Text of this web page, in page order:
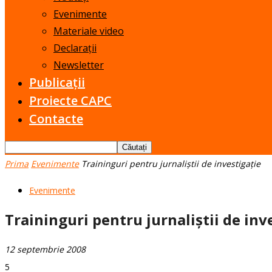
Evenimente
Materiale video
Declarații
Newsletter
Publicații
Proiecte CAPC
Contacte
Prima Evenimente Traininguri pentru jurnaliștii de investigație
Evenimente
Traininguri pentru jurnaliștii de
12 septembrie 2008
5